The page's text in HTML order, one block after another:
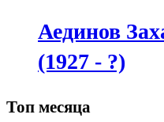
Аединов
(1927 - ?)
Топ месяца